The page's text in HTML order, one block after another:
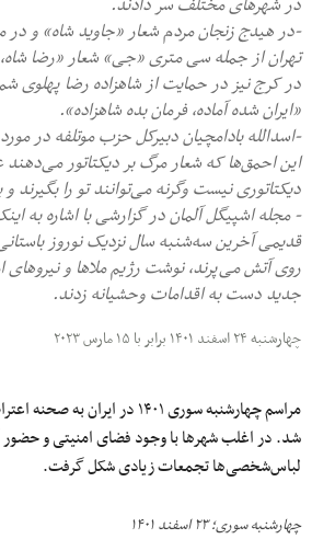
-در هیدج زنجان مردم شعار «جاوید شاه» و
تهران از جمله سی متری «جی» شعار «رضا
در کرج نیز در حمایت از شاهزاده رضا پهلوی
«ایران شده آماده، فرمان بده شاهزاده».
-اسدالله بادامچیان دبیرکل حزب موتلفه در
این احمق‌ها که شعار مرگ بر دیکتاتور
دیکتاتوری نیست وگرنه می‌توانند تو را بگیرند و
- مجله اشپیگل آلمان در گزارشی با اشاره به
قدیمی آخرین سه‌شنبه سال نزدیک نوروز
روی آتش می‌پرند، نوشت رژیم ملاها و نیروهای
جدید دست به اقدامات وحشیانه زدند.
چهارشنبه ۲۴ اسفند ۱۴۰۱ برابر با ۱۵ مارس ۲۰۲۳
مراسم چهارشنبه سوری ۱۴۰۱ در
شد. در اغلب شهرها با وجود فضای امنیتی و حضور
لباس‌شخصی‌ها تجمعات زیادی شکل گرفت.
چهارشنبه سوری؛ ۲۳ اسفند ۱۴۰۱